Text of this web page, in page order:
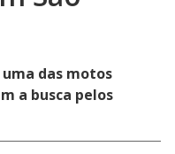
das motos
a busca pelos